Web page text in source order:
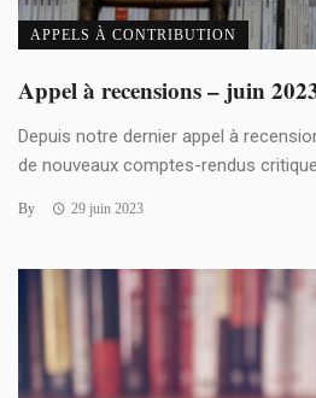
APPELS À CONTRIBUTION
Appel à recensions – juin
Depuis notre dernier appel à
de nouveaux comptes-rendus
By 29 juin 2023